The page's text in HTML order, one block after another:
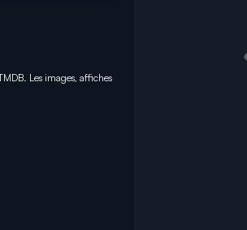
Les images, affiches